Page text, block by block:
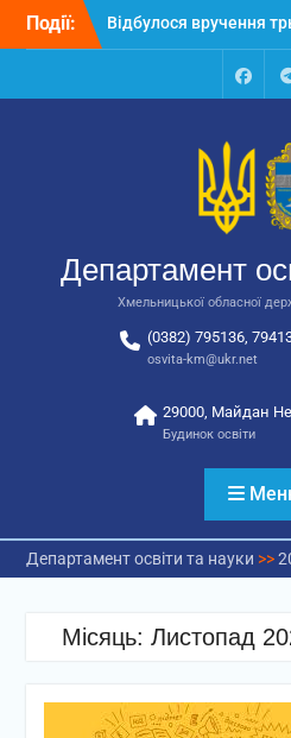
Перейти
Події:
Відбулося засідання
колегії Департаменту
освіти та науки
державної
відповідальних за
національно-
автобусів для потреб
закладів освіти
Департамент
Хмельницької обласної
(0382) 795136,
osvita-km@ukr.net
29000, Майдан
Будинок освіти
Департамент освіти та науки >>
Місяць: Листопад